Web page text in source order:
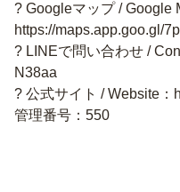
? Googleマップ / Google
https://maps.app.goo.gl/
? LINEで問い合わせ /
N38aa
? 公式サイト / Website：
管理番号：550